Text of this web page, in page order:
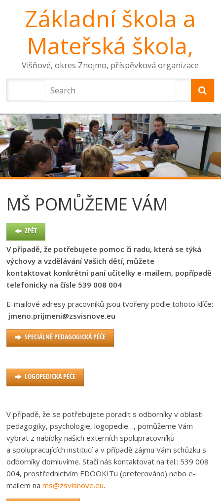
Základní škola a
Mateřská škola,
Višňové, okres Znojmo, příspěvková organizace
MŠ POMŮŽEME VÁM
ZPĚT
V případě, že potřebujete pomoc či radu, která se týká
výchovy a vzdělávání Vašich dětí, můžete
kontaktovat konkrétní paní učitelky e-mailem, popřípadě
telefonicky na čísle 539 008 004
E-mailové adresy pracovníků jsou tvořeny podle tohoto klíče:
jmeno.prijmeni@zsvisnove.eu
SPECIÁLNĚ PEDAGOGICKÁ PÉČE
LOGOPEDICKÁ PÉČE
V případě, že se potřebujete poradit s odborníky v oblasti
pedagogiky, psychologie, logopedie…, pomůžeme Vám
vybrat z nabídky našich externích spolupracovníků
a spolupracujících institucí a v případě zájmu Vám schůzku s
odborníky domluvíme. Stačí nás kontaktovat na tel.: 539 008
004, prostřednictvím EDOOKITu (preferováno) nebo e-
mailem nams@zsvisnove.eu.